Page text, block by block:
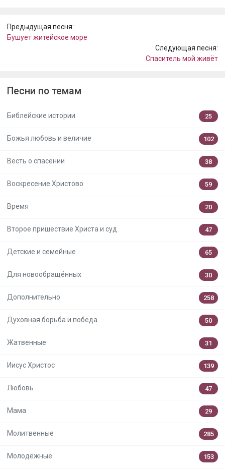
Предыдущая песня:
Бушует житейское море
Следующая песня:
Спаситель мой живёт
Песни по темам
Библейские истории 25
Божья любовь и величие 102
Весть о спасении 38
Воскресение Христово 59
Время 20
Второе пришествие Христа и суд 47
Детские и семейные 65
Для новообращённых 30
Дополнительно 258
Духовная борьба и победа 50
Жатвенные 31
Иисус Христос 139
Любовь 47
Мама 29
Молитвенные 285
Молодёжные 153